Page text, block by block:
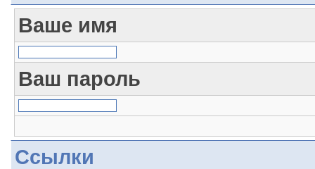
Ваше имя
Ваш пароль
Ссылки